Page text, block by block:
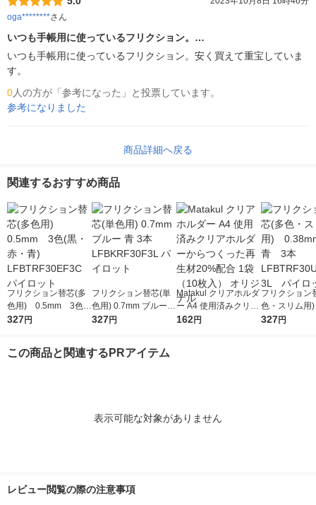
oga********さん
いつも手帳用に使っているフリクション。…
いつも手帳用に使っているフリクション。安く買えて重宝していま
す。
0人の方が「参考になった」と投票しています。
参考になりました
商品詳細へ戻る
関連するおすすめ商品
フリクション替芯(多
色用) 0.5mm 3色
(黒・赤・青) LFBTR
327円
フリクション替芯(単
色用) 0.7mm ブルー
青 3本 LFBKRF30F3L
327円
Matakul クリアホルダ
ー A4 使用済みクリア
ホルダーからつくった
162円
フリクション
色・スリム
mm 青 3本
327円
この商品と関連するPRアイテム
表示可能な対象がありません
レビュー閲覧の際の注意事項